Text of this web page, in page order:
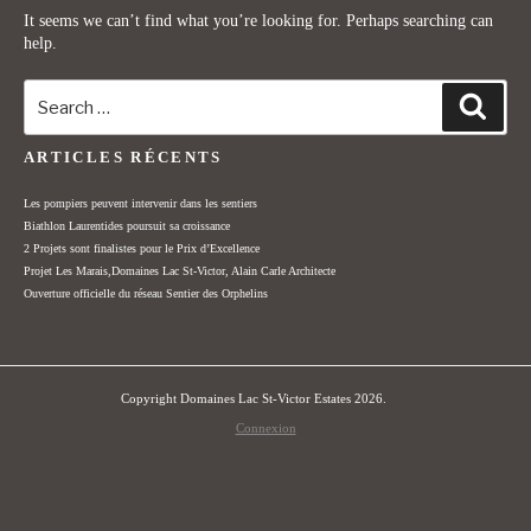
It seems we can’t find what you’re looking for. Perhaps searching can
help.
Search
ARTICLES RÉCENTS
Les pompiers peuvent intervenir dans les sentiers
Biathlon Laurentides poursuit sa croissance
2 Projets sont finalistes pour le Prix d’Excellence
Projet Les Marais,Domaines Lac St-Victor, Alain Carle Architecte
Ouverture officielle du réseau Sentier des Orphelins
Copyright Domaines Lac St-Victor Estates 2026.
Connexion